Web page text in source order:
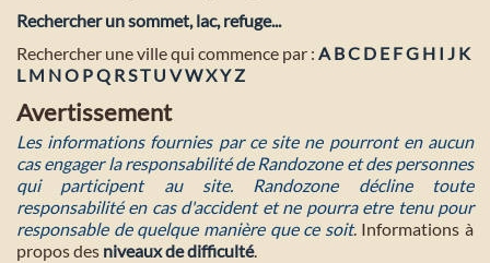
Rechercher un sommet, lac, refuge...
Rechercher une ville qui commence par : A BC D E FG H I J K
L M NO PQ RST U VWXYZ
Avertissement
Les informations fournies par ce site ne pourront en aucun
cas engager la responsabilité de Randozone et des personnes
qui participent au site. Randozone décline toute
responsabilité en cas d'accident et ne pourra etre tenu pour
responsable de quelque manière que ce soit. Informations à
propos des niveaux de difficulté.